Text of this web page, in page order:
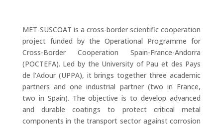
MET-SUSCOAT is a cross-border scientific cooperation
project funded by the Operational Programme for
Cross-Border Cooperation Spain-France-Andorra
(POCTEFA). Led by the University of Pau et des Pays
de l’Adour (UPPA), it brings together three academic
partners and one industrial partner (two in France,
two in Spain). The objective is to develop advanced
and durable coatings to protect critical metal
components in the transport sector against corrosion